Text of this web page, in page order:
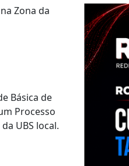
Básica de
Processo
UBS local.